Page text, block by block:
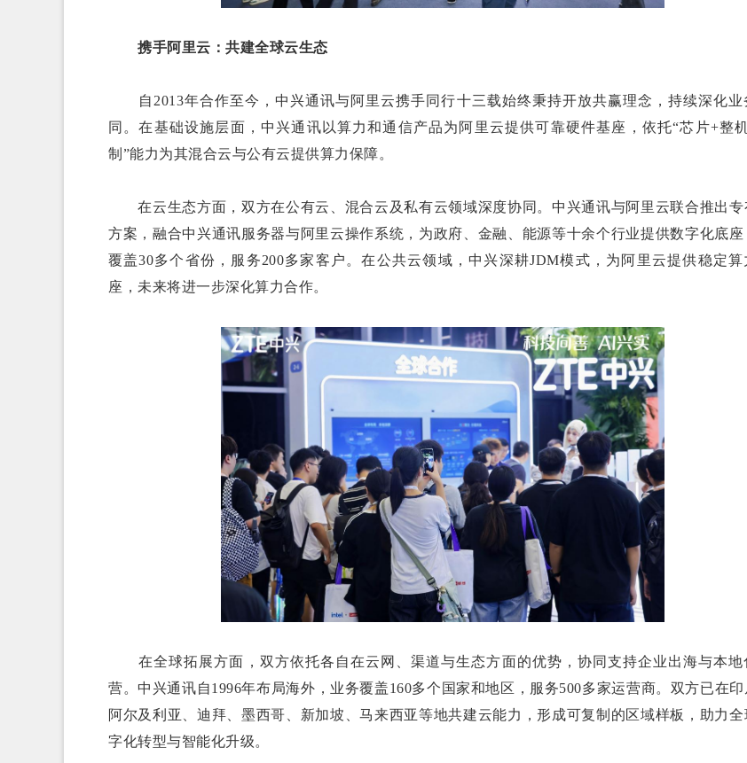
携手阿里云：共建全球云生态
自2013年合作至今，中兴通讯与阿里云携手同行十三载始终秉持开放共赢理念，持续深化业
同。在基础设施层面，中兴通讯以算力和通信产品为阿里云提供可靠硬件基座，依托“芯片+整
制”能力为其混合云与公有云提供算力保障。
在云生态方面，双方在公有云、混合云及私有云领域深度协同。中兴通讯与阿里云联合推出专
方案，融合中兴通讯服务器与阿里云操作系统，为政府、金融、能源等十余个行业提供数字化底座
覆盖30多个省份，服务200多家客户。在公共云领域，中兴深耕JDM模式，为阿里云提供稳定算
座，未来将进一步深化算力合作。
在全球拓展方面，双方依托各自在云网、渠道与生态方面的优势，协同支持企业出海与本地
营。中兴通讯自1996年布局海外，业务覆盖160多个国家和地区，服务500多家运营商。双方已在印
阿尔及利亚、迪拜、墨西哥、新加坡、马来西亚等地共建云能力，形成可复制的区域样板，助力全
字化转型与智能化升级。